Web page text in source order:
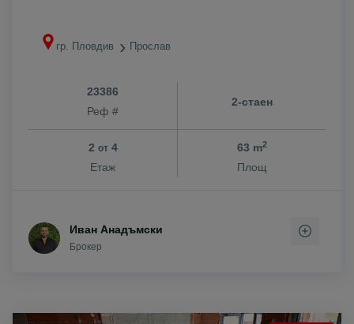
гр. Пловдив Прослав
23386
Реф #
2-стаен
2 от4
Етаж
63 m2
Площ
Иван Анадъмски
Брокер